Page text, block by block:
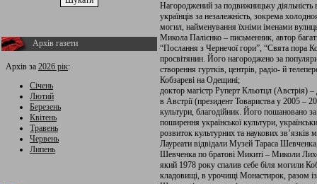
Архів газети
Архів за 2026 рік:
Січень
Лютий
Березень
Квітень
Травень
Червень
Липень
Нагороджений за подвижницьку діяльність
українців за незалежність, зокрема
могил, найменування їхніми іменами
Микола Палієнко – письменник, автор
“Послання з Чернечої гори”, “Свята пора
просвітянин. Його нагороджено за
створення гуртків, центрів, радіо- й
Кобзареві на Одещині;
доктор магістр Руперт Кльотцл (Австрія)
в Австрії (президент Товариства у 2005 –
культури, благодійник. Його пошановано за
поширення української культури,
розвиток культурних та наукових
Лауреати відвідали Музей Тараса
Шевченка по братові Микиті – Миколи
який 1978 року спалив себе біля могили
кладовищі, в урочищі Монастирок, разом